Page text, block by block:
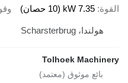
القوة 7.35 kW (10 حصان) وقود
هولندا، Scharsterbrug
Tolhoek Machinery